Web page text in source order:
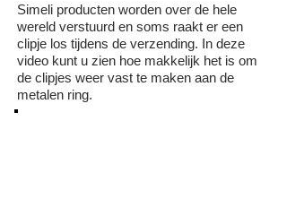
Simeli producten worden over de hele
wereld verstuurd en soms raakt er een
clipje los tijdens de verzending. In deze
video kunt u zien hoe makkelijk het is om
de clipjes weer vast te maken aan de
metalen ring.